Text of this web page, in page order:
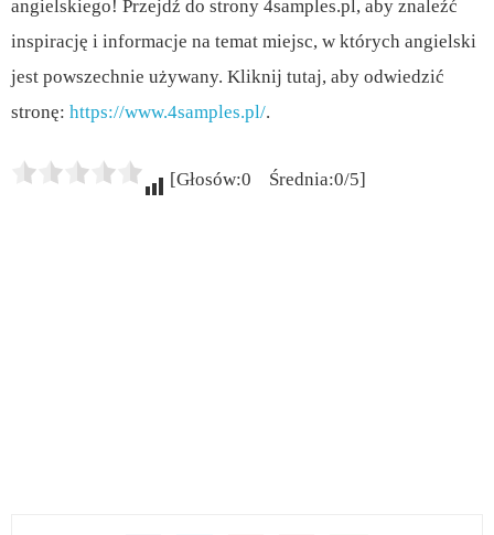
angielskiego! Przejdź do strony 4samples.pl, aby znaleźć
inspirację i informacje na temat miejsc, w których angielski
jest powszechnie używany. Kliknij tutaj, aby odwiedzić
stronę: https://www.4samples.pl/.
[Głosów:0 Średnia:0/5]